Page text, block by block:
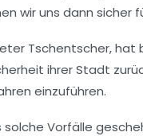
wir uns dann
Tschentscher,
ihrer Stadt
einzuführen.
Vorfälle